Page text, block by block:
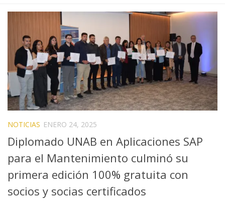
NOTICIAS ENERO 24, 2025
Diplomado UNAB en Aplicaciones SAP
para el Mantenimiento culminó su
primera edición 100% gratuita con
socios y socias certificados